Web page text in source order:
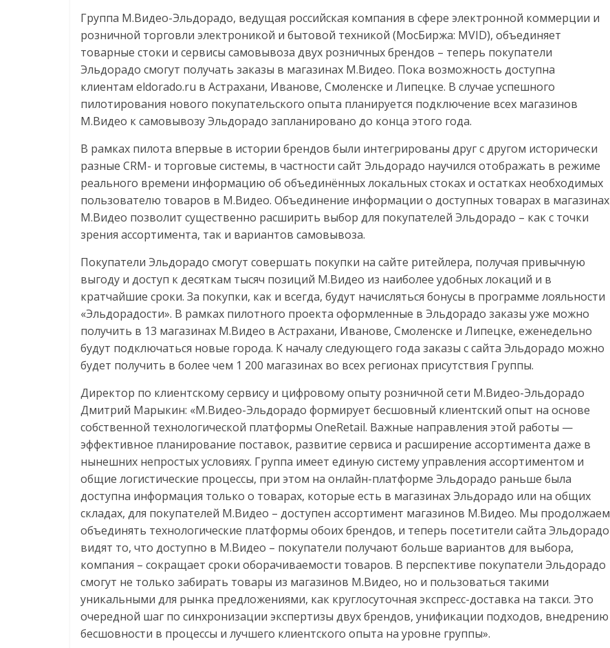
Группа М.Видео-Эльдорадо, ведущая российская компания в сфере электронной коммерции и
розничной торговли электроникой и бытовой техникой (МосБиржа: MVID), объединяет
товарные стоки и сервисы самовывоза двух розничных брендов – теперь покупатели
Эльдорадо смогут получать заказы в магазинах М.Видео. Пока возможность доступна
клиентам eldorado.ru в Астрахани, Иванове, Смоленске и Липецке. В случае успешного
пилотирования нового покупательского опыта планируется подключение всех магазинов
М.Видео к самовывозу Эльдорадо запланировано до конца этого года.
В рамках пилота впервые в истории брендов были интегрированы друг с другом исторически
разные CRM- и торговые системы, в частности сайт Эльдорадо научился отображать в режиме
реального времени информацию об объединённых локальных стоках и остатках необходимых
пользователю товаров в М.Видео. Объединение информации о доступных товарах в магазинах
М.Видео позволит существенно расширить выбор для покупателей Эльдорадо – как с точки
зрения ассортимента, так и вариантов самовывоза.
Покупатели Эльдорадо смогут совершать покупки на сайте ритейлера, получая привычную
выгоду и доступ к десяткам тысяч позиций М.Видео из наиболее удобных локаций и в
кратчайшие сроки. За покупки, как и всегда, будут начисляться бонусы в программе лояльности
«Эльдорадости». В рамках пилотного проекта оформленные в Эльдорадо заказы уже можно
получить в 13 магазинах М.Видео в Астрахани, Иванове, Смоленске и Липецке, еженедельно
будут подключаться новые города. К началу следующего года заказы с сайта Эльдорадо можно
будет получить в более чем 1 200 магазинах во всех регионах присутствия Группы.
Директор по клиентскому сервису и цифровому опыту розничной сети М.Видео-Эльдорадо
Дмитрий Марыкин: «М.Видео-Эльдорадо формирует бесшовный клиентский опыт на основе
собственной технологической платформы OneRetail. Важные направления этой работы —
эффективное планирование поставок, развитие сервиса и расширение ассортимента даже в
нынешних непростых условиях. Группа имеет единую систему управления ассортиментом и
общие логистические процессы, при этом на онлайн-платформе Эльдорадо раньше была
доступна информация только о товарах, которые есть в магазинах Эльдорадо или на общих
складах, для покупателей М.Видео – доступен ассортимент магазинов М.Видео. Мы продолжаем
объединять технологические платформы обоих брендов, и теперь посетители сайта Эльдорадо
видят то, что доступно в М.Видео – покупатели получают больше вариантов для выбора,
компания – сокращает сроки оборачиваемости товаров. В перспективе покупатели Эльдорадо
смогут не только забирать товары из магазинов М.Видео, но и пользоваться такими
уникальными для рынка предложениями, как круглосуточная экспресс-доставка на такси. Это
очередной шаг по синхронизации экспертизы двух брендов, унификации подходов, внедрению
бесшовности в процессы и лучшего клиентского опыта на уровне группы».